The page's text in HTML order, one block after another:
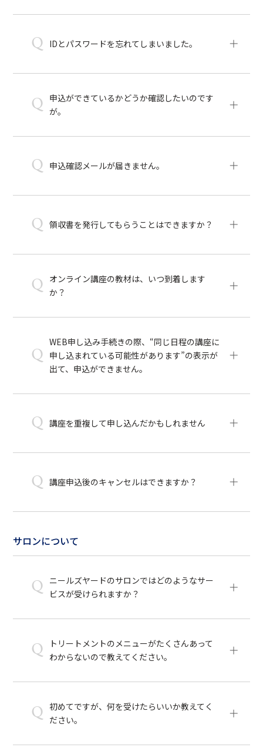
Q IDとパスワードを忘れてしまいました。
Q 申込ができているかどうか確認したいのです
が。
Q 申込確認メールが届きません。
Q 領収書を発行してもらうことはできますか？
Q オンライン講座の教材は、いつ到着します
か？
Q
WEB申し込み手続きの際、“同じ日程の講座に
申し込まれている可能性があります”の表示が
出て、申込ができません。
Q 講座を重複して申し込んだかもしれません
Q 講座申込後のキャンセルはできますか？
サロンについて
Q ニールズヤードのサロンではどのようなサー
ビスが受けられますか？
Q
トリートメントのメニューがたくさんあって
わからないので教えてください。
Q 初めてですが、何を受けたらいいか教えてく
ださい。